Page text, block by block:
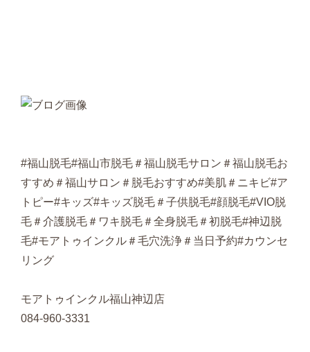
#福山脱毛#福山市脱毛＃福山脱毛サロン＃福山脱毛お
すすめ＃福山サロン＃脱毛おすすめ#美肌＃ニキビ#ア
トピー#キッズ#キッズ脱毛＃子供脱毛#顔脱毛#VIO脱
毛＃介護脱毛＃ワキ脱毛＃全身脱毛＃初脱毛#神辺脱
毛#モアトゥインクル＃毛穴洗浄＃当日予約#カウンセ
リング
モアトゥインクル福山神辺店
084-960-3331